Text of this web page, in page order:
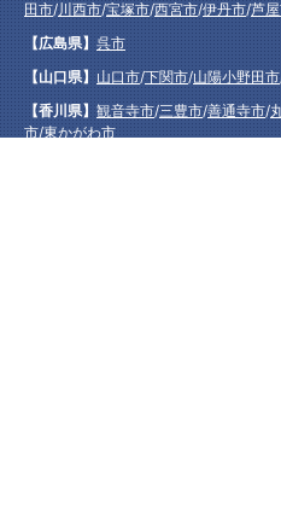
田市/川西市/宝塚市/西宮市/伊丹市/芦
【広島県】呉市
【山口県】山口市/下関市/山陽小野田市
【香川県】観音寺市/三豊市/善通寺市/
市/東かがわ市